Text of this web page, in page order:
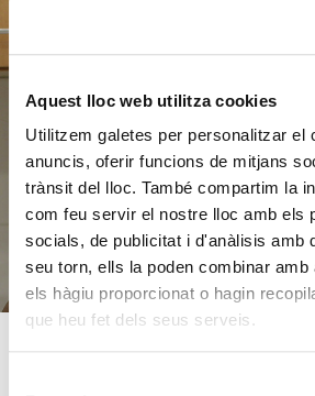
Aquest lloc web utilitza cookies
Utilitzem galetes per personalitzar el
anuncis, oferir funcions de mitjans
trànsit del lloc. També compartim la
com feu servir el nostre lloc amb els
socials, de publicitat i d'anàlisis amb
seu torn, ells la poden combinar amb
els hàgiu proporcionat o hagin
que heu fet dels seus serveis.
a ajudar
FES UN